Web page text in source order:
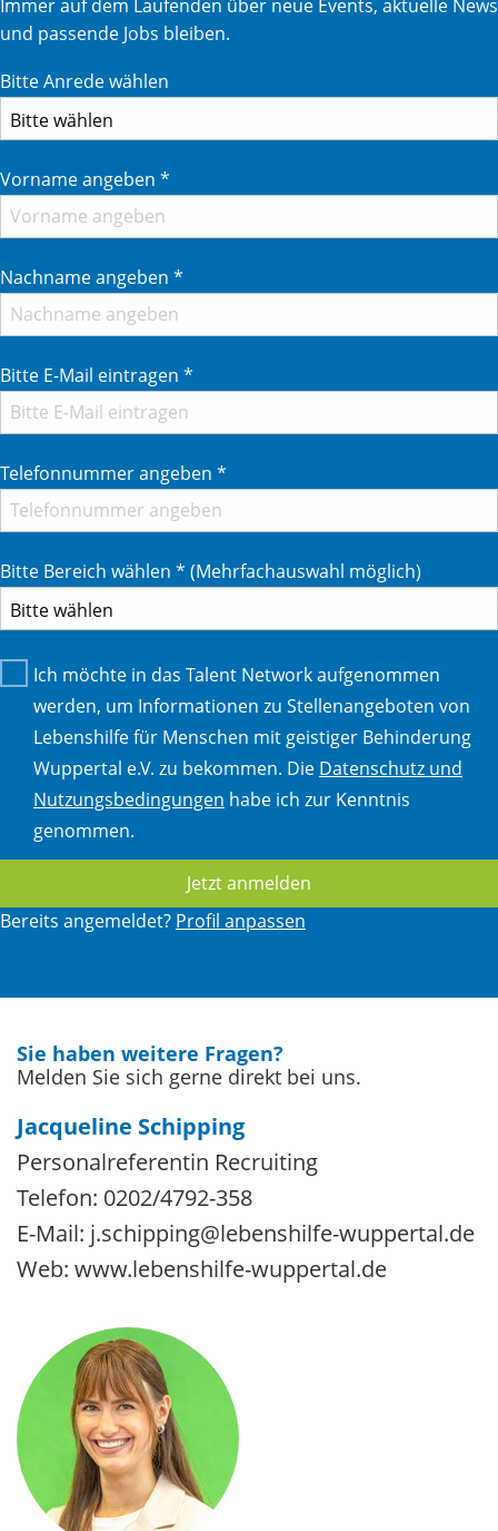
Immer auf dem Laufenden über neue Events, aktuelle News
und passende Jobs bleiben.
Bitte Anrede wählen
Vorname angeben *
Nachname angeben *
Bitte E-Mail eintragen *
Telefonnummer angeben *
Bitte Bereich wählen * (Mehrfachauswahl möglich)
Ich möchte in das Talent Network aufgenommen
werden, um Informationen zu Stellenangeboten von
Lebenshilfe für Menschen mit geistiger Behinderung
Wuppertal e.V. zu bekommen. Die Datenschutz und
Nutzungsbedingungen habe ich zur Kenntnis
genommen.
Bereits angemeldet? Profil anpassen
Sie haben weitere Fragen?
Melden Sie sich gerne direkt bei uns.
Jacqueline Schipping
Personalreferentin Recruiting
Telefon: 0202/4792-358
E-Mail: j.schipping@lebenshilfe-wuppertal.de
Web: www.lebenshilfe-wuppertal.de